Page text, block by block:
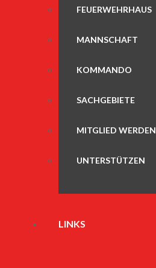
FEUERWEHRHAUS
MANNSCHAFT
KOMMANDO
SACHGEBIETE
MITGLIED WERDEN
UNTERSTÜTZEN
LINKS